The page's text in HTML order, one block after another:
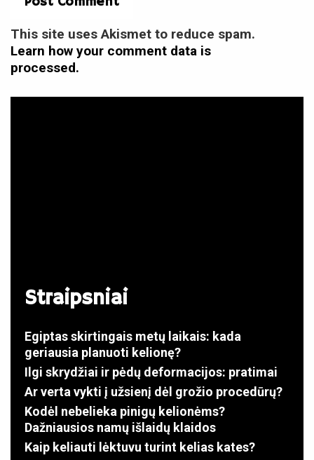
This site uses Akismet to reduce spam.
Learn how your comment data is
processed.
Straipsniai
Egiptas skirtingais metų laikais: kada
geriausia planuoti kelionę?
Ilgi skrydžiai ir pėdų deformacijos: pratimai
Ar verta vykti į užsienį dėl grožio procedūrų?
Kodėl nebelieka pinigų kelionėms?
Dažniausios namų išlaidų klaidos
Kaip keliauti lėktuvu turint kelias kates?